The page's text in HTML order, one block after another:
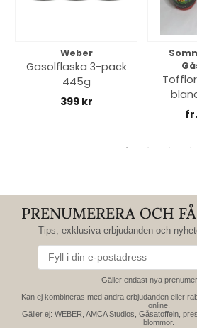
Weber
Gasolflaska 3-pack
445g
399 kr
PRENUMERERA OCH
Tips, exklusiva erbjudanden och
Gäller endast nya
Kan ej kombineras med andra erbjudanden eller
online.
Gäller ej: WEBER, AMCA Studios, Gåsatoffeln,
blommor.